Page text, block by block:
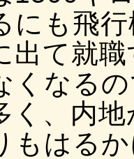
にも飛
出て就
くなる
く、内
もはる